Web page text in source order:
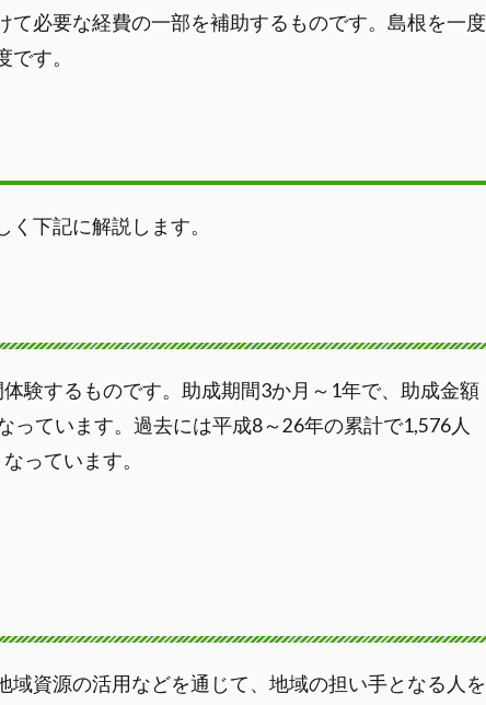
て必要な経費の一部を補助するものです。島根を一度
す。
く下記に解説します。
験するものです。助成期間3か月～1年で、助成金額
っています。過去には平成8～26年の累計で1,576人
っています。
資源の活用などを通じて、地域の担い手となる人を